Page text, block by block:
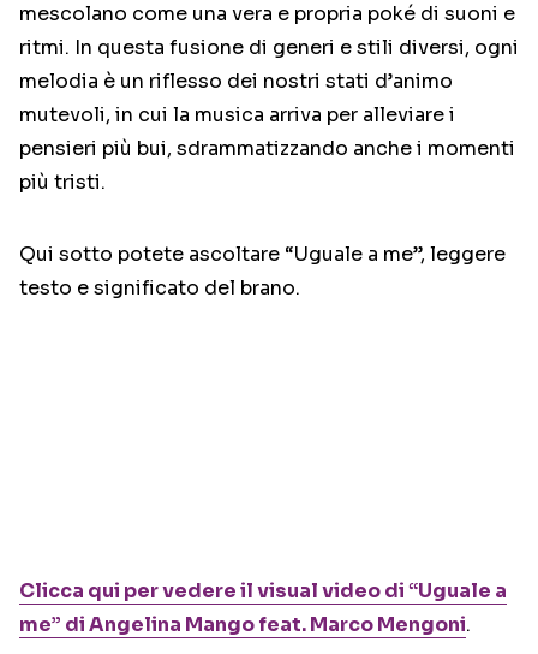
mescolano come una vera e propria poké di suoni e
ritmi. In questa fusione di generi e stili diversi, ogni
melodia è un riflesso dei nostri stati d’animo
mutevoli, in cui la musica arriva per alleviare i
pensieri più bui, sdrammatizzando anche i momenti
più tristi.
Qui sotto potete ascoltare “Uguale a me”, leggere
testo e significato del brano.
Clicca qui per vedere il visual video di “Uguale a
me” di Angelina Mango feat. Marco Mengoni.